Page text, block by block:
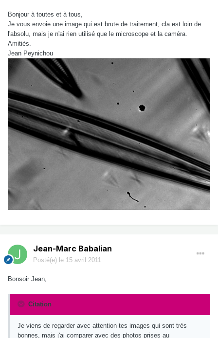
Bonjour à toutes et à tous,
Je vous envoie une image qui est brute de traitement, cla est loin de
l'absolu, mais je n'ai rien utilisé que le microscope et la caméra.
Amitiés.
Jean Peynichou
Jean-Marc Babalian
Posté(e) le 15 avril 2011
Bonsoir Jean,
Citation
Je viens de regarder avec attention tes images qui sont très
bonnes, mais j'ai comparer avec des photos prises au